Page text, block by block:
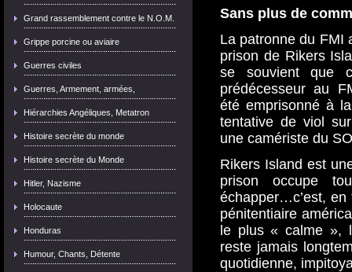
Grand rassemblement contre le N.O.M.
Grippe porcine ou aviaire
Guerres civiles
Guerres, Armement, armées,
Hiérarchies Angéliques, Metatron
Histoire secrète du monde
Histoire secrète du Monde
Hitler, Nazisme
Holocaute
Honduras
Humour, Chants, Détente
Sans plus de
La patronne du FMI
prison de Rikers
se souvient que
prédécesseur au
été emprisonné à
tentative de viol
une camériste du
Rikers Island est
prison occupe
échapper…c’est,
pénitentiaire
le plus « calme »,
reste jamais
quotidienne,